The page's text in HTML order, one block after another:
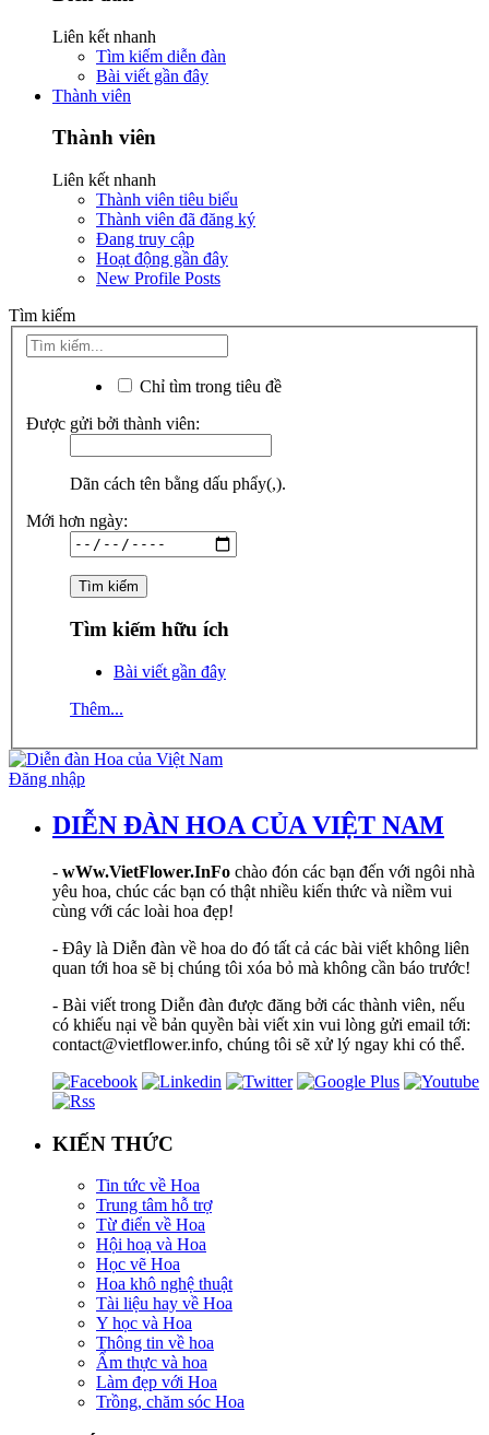
Liên kết nhanh
Tìm kiếm diễn đàn
Bài viết gần đây
Thành viên
Thành viên
Liên kết nhanh
Thành viên tiêu biểu
Thành viên đã đăng ký
Đang truy cập
Hoạt động gần đây
New Profile Posts
Tìm kiếm
Chỉ tìm trong tiêu đề
Được gửi bởi thành viên:
Dãn cách tên bằng dấu phẩy(,).
Mới hơn ngày:
Tìm kiếm hữu ích
Bài viết gần đây
Thêm...
Đăng nhập
DIỄN ĐÀN HOA CỦA VIỆT NAM
- wWw.VietFlower.InFo chào đón các bạn đến với ngôi nhà
yêu hoa, chúc các bạn có thật nhiều kiến thức và niềm vui
cùng với các loài hoa đẹp!
- Đây là Diễn đàn về hoa do đó tất cả các bài viết không liên
quan tới hoa sẽ bị chúng tôi xóa bỏ mà không cần báo trước!
- Bài viết trong Diễn đàn được đăng bởi các thành viên, nếu
có khiếu nại về bản quyền bài viết xin vui lòng gửi email tới:
contact@vietflower.info, chúng tôi sẽ xử lý ngay khi có thể.
KIẾN THỨC
Tin tức về Hoa
Trung tâm hỗ trợ
Từ điển về Hoa
Hội hoạ và Hoa
Học vẽ Hoa
Hoa khô nghệ thuật
Tài liệu hay về Hoa
Y học và Hoa
Thông tin về hoa
Ẩm thực và hoa
Làm đẹp với Hoa
Trồng, chăm sóc Hoa